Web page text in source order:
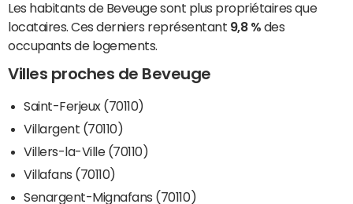
Les habitants de Beveuge sont plus propriétaires que
locataires. Ces derniers représentant 9,8 % des
occupants de logements.
Villes proches de Beveuge
Saint-Ferjeux (70110)
Villargent (70110)
Villers-la-Ville (70110)
Villafans (70110)
Senargent-Mignafans (70110)